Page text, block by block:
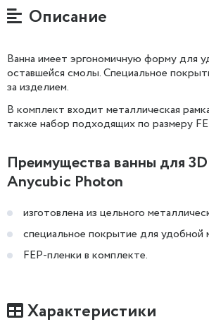
Описание
Ванна имеет эргономичную форму для
оставшейся смолы. Специальное
за изделием.
В комплект входит металлическая
также набор подходящих по размеру
Преимущества ванны для
Anycubic Photon
изготовлена из цельного
специальное покрытие для удобной
FEP-пленки в комплекте.
Характеристики